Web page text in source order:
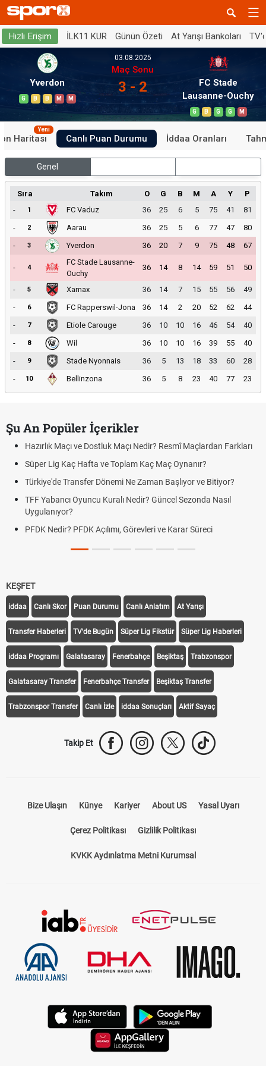
Hızlı Erişim İLK11 KUR Günün Özeti At Yarışı Bankoları
Yverdon
G B B M M
03.08.2025
Maç Sonu
3 - 2
FC Stade
Lausanne-Ouchy
G B G G M
Haritası
Yeni
Canlı Puan Durumu İddaa Oranları
Genel
Sıra Takım O G B M A Y
P
-
1 FC Vaduz 36 25 6 5 75 41
81
-
2 Aarau 36 25 5 6 77 47
80
-
3 Yverdon 36 20 7 9 75 48 67
- 4
FC Stade Lausanne-
Ouchy
36 14 8 14 59 51 50
- 5 Xamax 36 14 7 15 55 56
49
-
6 FC Rapperswil-Jona 36 14 2 20 52 62
44
-
7 Etiole Carouge 36 10 10 16 46 54
40
-
8 Wil 36 10 10 16 39 55
40
-
9 Stade Nyonnais 36 5 13 18 33 60
28
-
10 Bellinzona 36 5 8 23 40 77 23
Şu An Popüler İçerikler
Hazırlık Maçı ve Dostluk Maçı Nedir? Resmî Maçlardan Farkları
Süper Lig Kaç Hafta ve Toplam Kaç Maç Oynanır?
Türkiye'de Transfer Dönemi Ne Zaman Başlıyor ve Bitiyor?
TFF Yabancı Oyuncu Kuralı Nedir? Güncel Sezonda Nasıl
Uygulanıyor?
PFDK Nedir? PFDK Açılımı, Görevleri ve Karar Süreci
KEŞFET
iddaa Canlı Skor Puan Durumu Canlı Anlatım At Yarışı
Transfer Haberleri TV'de Bugün Süper Lig Fikstür Süper Lig Haberleri
iddaa Programı Galatasaray Fenerbahçe Beşiktaş Trabzonspor
Galatasaray Transfer Fenerbahçe Transfer Beşiktaş Transfer
Trabzonspor Transfer Canlı İzle iddaa Sonuçları Aktif Sayaç
Takip Et
Bize Ulaşın Künye Kariyer About US Yasal Uyarı
Çerez Politikası Gizlilik Politikası
KVKK Aydınlatma Metni Kurumsal